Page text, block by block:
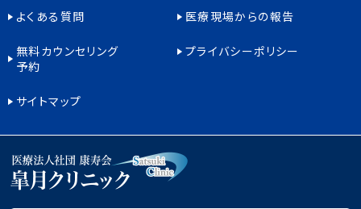
よくある質問 医療現場からの報告
無料カウンセリング
予約
プライバシーポリシー
サイトマップ